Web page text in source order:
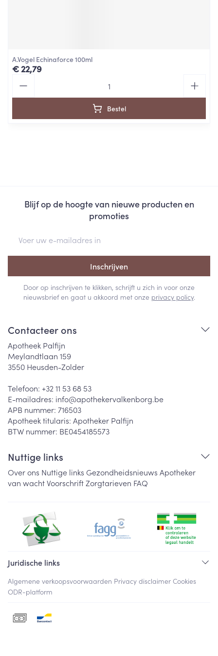
A.Vogel Echinaforce 100ml
€ 22,79
Bestel
Blijf op de hoogte van nieuwe producten en
promoties
Inschrijven
Door op inschrijven te klikken, schrijft u zich in voor onze
nieuwsbrief en gaat u akkoord met onze privacy policy.
Contacteer ons
Apotheek Palfijn
Meylandtlaan 159
3550 Heusden-Zolder
Telefoon: +32 11 53 68 53
E-mailadres: info@apothekervalkenborg.be
APB nummer: 716503
Apotheek titularis: Apotheker Palfijn
BTW nummer: BE0454185573
Nuttige links
Over ons Nuttige links Gezondheidsnieuws Apotheker
van wachtVoorschriftZorgtarieven FAQ
Juridische links
Algemene verkoopsvoorwaarden Privacy disclaimer Cookies
ODR-platform